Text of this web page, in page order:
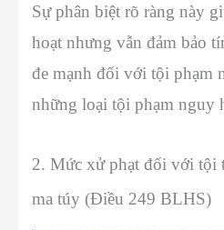
Sự phân biệt rõ ràng này
hoạt nhưng vẫn đảm bảo
đe mạnh đối với tội phạm
những loại tội phạm nguy
2. Mức xử phạt đối với tội
ma túy (Điều 249 BLHS)